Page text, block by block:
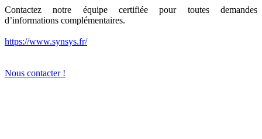
Contactez notre équipe certifiée pour toutes demandes
d’informations complémentaires.
https://www.synsys.fr/
Nous contacter !